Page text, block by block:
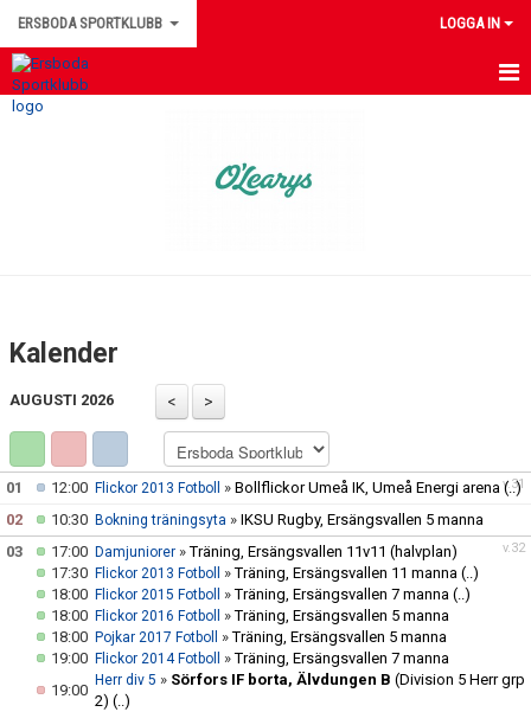
ERSBODA SPORTKLUBB LOGGA IN
HEM
LEDARINFORMATION
KALENDER
HYRA/BOKA FOTBOLLSPLAN FÖR ICKE MEDLEMMAR
Kalender
AUGUSTI 2026
v.31
01 12:00 Flickor 2013 Fotboll » Bollflickor Umeå IK, Umeå Energi arena (..)
02
10:30 Bokning träningsyta » IKSU Rugby, Ersängsvallen 5 manna
v.32
03 17:00 Damjuniorer »Träning, Ersängsvallen 11v11 (halvplan)
17:30 Flickor 2013 Fotboll »Träning, Ersängsvallen 11 manna (..)
18:00 Flickor 2015 Fotboll »Träning, Ersängsvallen 7 manna (..)
18:00 Flickor 2016 Fotboll »Träning, Ersängsvallen 5 manna
18:00 Pojkar 2017 Fotboll »Träning, Ersängsvallen 5 manna
19:00 Flickor 2014 Fotboll »Träning, Ersängsvallen 7 manna
19:00
Herr div 5 » Sörfors IF borta, Älvdungen B (Division 5 Herr grp
2) (..)